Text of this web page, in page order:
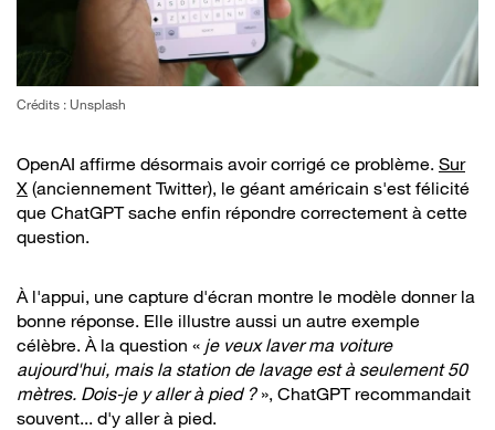
Crédits : Unsplash
OpenAI affirme désormais avoir corrigé ce problème. Sur
X (anciennement Twitter), le géant américain s'est félicité
que ChatGPT sache enfin répondre correctement à cette
question.
À l'appui, une capture d'écran montre le modèle donner la
bonne réponse. Elle illustre aussi un autre exemple
célèbre. À la question « je veux laver ma voiture
aujourd'hui, mais la station de lavage est à seulement 50
mètres. Dois-je y aller à pied ?», ChatGPT recommandait
souvent... d'y aller à pied.